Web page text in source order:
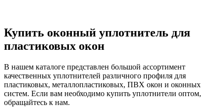
Купить оконный уплотнитель для
пластиковых окон
В нашем каталоге представлен большой ассортимент
качественных уплотнителей различного профиля для
пластиковых, металлопластиковых, ПВХ окон и оконных
систем. Если вам необходимо купить уплотнители оптом,
обращайтесь к нам.